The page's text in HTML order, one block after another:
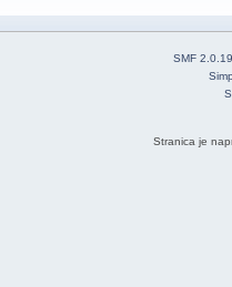
SMF 2.0.19
Stranica je